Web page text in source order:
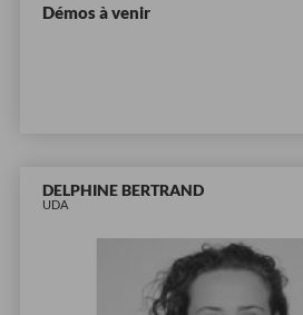
Démos à venir
DELPHINE BERTRAND
UDA